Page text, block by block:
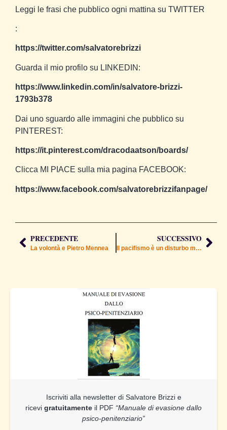
Iscriviti alla newsletter di Salvatore Brizzi e
ricevi gratuitamente il PDF “Manuale di evasione dallo
psico-penitenziario”
Leggi le frasi che pubblico ogni mattina su TWITTER
:
https://twitter.com/salvatorebrizzi
Guarda il mio profilo su LINKEDIN:
https://www.linkedin.com/in/salvatore-brizzi-
1793b378
Dai uno sguardo alle immagini che pubblico su
PINTEREST:
https://it.pinterest.com/dracodaatson/boards/
Clicca MI PIACE sulla mia pagina FACEBOOK:
https://www.facebook.com/salvatorebrizzifanpage/
PRECEDENTE
La volontà e Pietro Mennea
SUCCESSIVO
Il pacifismo è un disturbo mentale